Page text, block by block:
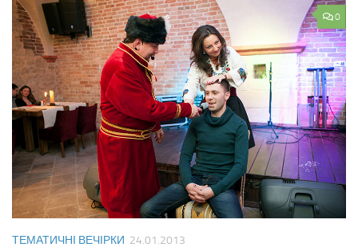
0
ТЕМАТИЧНІ ВЕЧІРКИ 24.01.2013